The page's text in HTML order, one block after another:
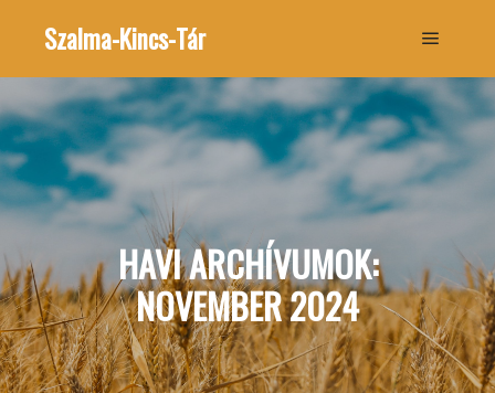
Szalma-Kincs-Tár
HAVI ARCHÍVUMOK:
NOVEMBER 2024